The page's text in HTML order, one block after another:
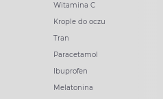
Witamina C
Krople do oczu
Tran
Paracetamol
Ibuprofen
Melatonina